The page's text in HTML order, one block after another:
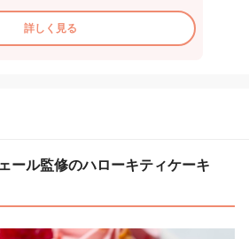
詳しく見る
ール監修のハローキティケーキ